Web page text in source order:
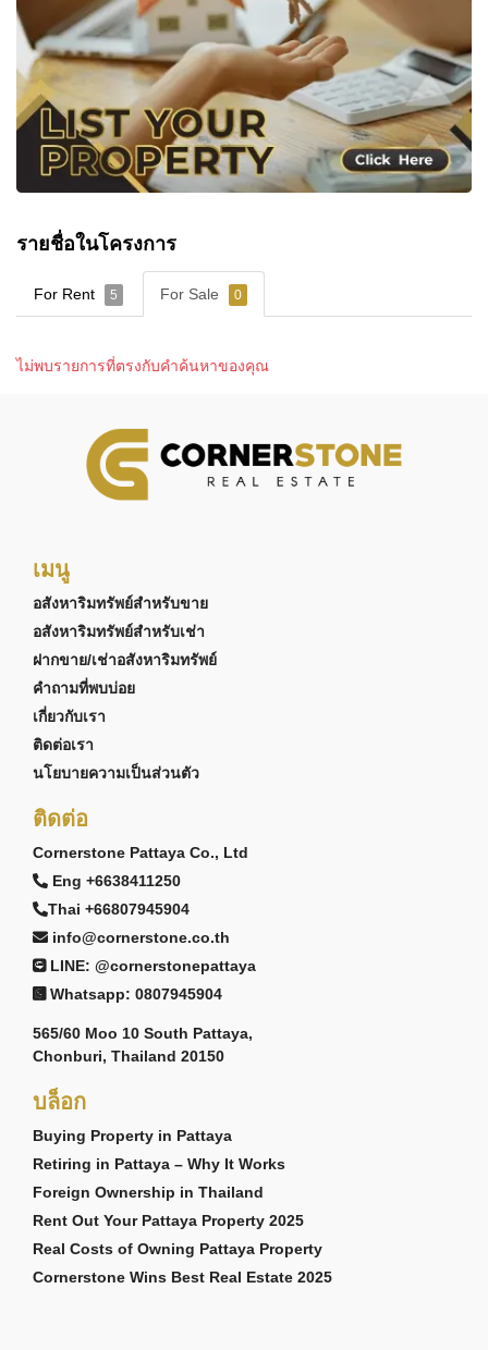
รายชื่อในโครงการ
For Rent 5 For Sale 0
ไม่พบรายการที่ตรงกับคำค้นหาของคุณ
เมนู
อสังหาริมทรัพย์สำหรับขาย
อสังหาริมทรัพย์สำหรับเช่า
ฝากขาย/เช่าอสังหาริมทรัพย์
คำถามที่พบบ่อย
เกี่ยวกับเรา
ติดต่อเรา
นโยบายความเป็นส่วนตัว
ติดต่อ
Cornerstone Pattaya Co., Ltd
Eng +6638411250
Thai +66807945904
info@cornerstone.co.th
LINE: @cornerstonepattaya
Whatsapp: 0807945904
565/60 Moo 10 South Pattaya,
Chonburi, Thailand 20150
บล็อก
Buying Property in Pattaya
Retiring in Pattaya – Why It Works
Foreign Ownership in Thailand
Rent Out Your Pattaya Property 2025
Real Costs of Owning Pattaya Property
Cornerstone Wins Best Real Estate 2025